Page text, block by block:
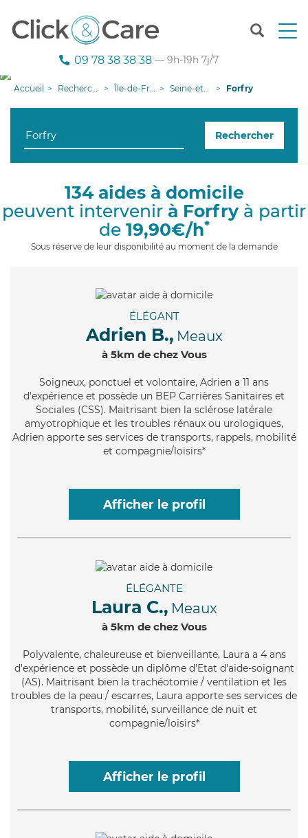
T
n
g
i
09 78 38 38 38 — 9h-19h 7j/7
Accueil Recherche aide à domicile Île-de-France Seine-et-Marne Forfry
Rechercher
134 aides à domicile
peuvent intervenir à Forfry à partir
de 19,90€/h*
Sous réserve de leur disponibilité au moment de la demande
ÉLÉGANT
Adrien B., Meaux
à 5km de chez Vous
Soigneux, ponctuel et volontaire, Adrien a 11 ans
d'expérience et possède un BEP Carrières Sanitaires et
Sociales (CSS). Maitrisant bien la sclérose latérale
amyotrophique et les troubles rénaux ou urologiques,
Adrien apporte ses services de transports, rappels, mobilité
et compagnie/loisirs*
Afficher le profil
ÉLÉGANTE
Laura C., Meaux
à 5km de chez Vous
Polyvalente, chaleureuse et bienveillante, Laura a 4 ans
d'expérience et possède un diplôme d'Etat d'aide-soignant
(AS). Maitrisant bien la trachéotomie / ventilation et les
troubles de la peau / escarres, Laura apporte ses services de
transports, mobilité, surveillance de nuit et
compagnie/loisirs*
Afficher le profil